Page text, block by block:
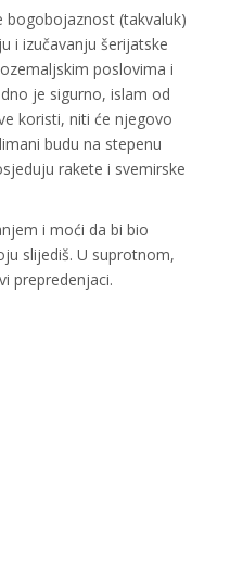
bogobojaznost (takvaluk)
i izučavanju šerijatske
poslovima i
je sigurno, islam od
koristi, niti će njegovo
budu na stepenu
rakete i svemirske
i moći da bi bio
slijediš. U suprotnom,
prepredenjaci.